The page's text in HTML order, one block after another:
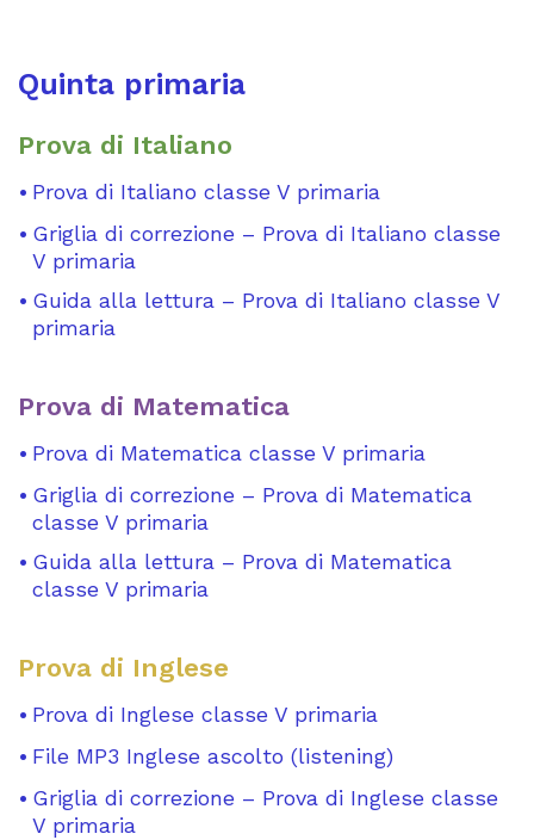
Quinta primaria
Prova di Italiano
Prova di Italiano classe V primaria
Griglia di correzione – Prova di Italiano classe
V primaria
Guida alla lettura – Prova di Italiano classe V
primaria
Prova di Matematica
Prova di Matematica classe V primaria
Griglia di correzione – Prova di Matematica
classe V primaria
Guida alla lettura – Prova di Matematica
classe V primaria
Prova di Inglese
Prova di Inglese classe V primaria
File MP3 Inglese ascolto (listening)
Griglia di correzione – Prova di Inglese classe
V primaria